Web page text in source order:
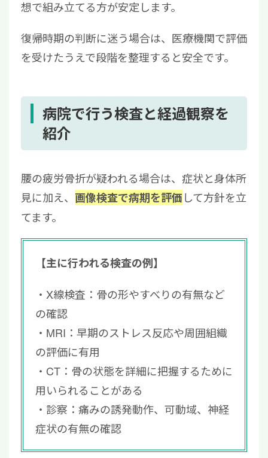
想で組み立てる方が安定します。
復帰時期の判断に迷う場合は、医療機関で評価
を受けたうえで段階を整理すると安全です。
病院で行う検査と経過観察を
紹介
腰の疲労骨折が疑われる場合は、症状と身体所
見に加え、 画像検査で病期を評価して方針を立
てます。
【主に行われる検査の例】
X線検査：骨の形やすべりの有無など
の確認
MRI：早期のストレス反応や周囲組織
の評価に有用
CT：骨の状態を詳細に把握するために
用いられることがある
診察：痛みの誘発動作、可動域、神経
症状の有無の確認